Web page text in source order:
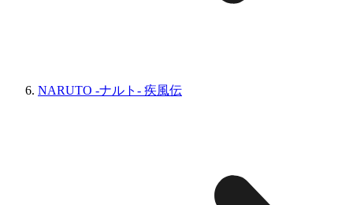
NARUTO -ナルト- 疾風伝